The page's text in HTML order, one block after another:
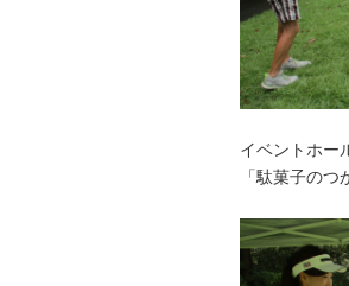
イベントホー
「駄菓子のつ